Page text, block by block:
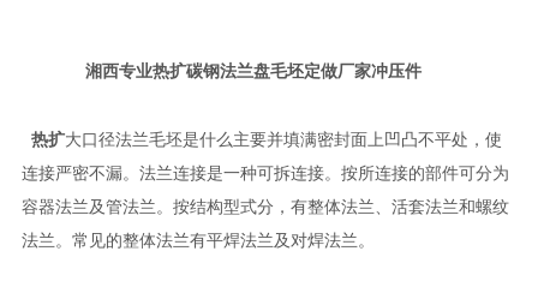
湘西专业热扩碳钢法兰盘毛坯定做厂家冲压件
热扩大口径法兰毛坯是什么主要并填满密封面上凹凸不平处，使
连接严密不漏。法兰连接是一种可拆连接。按所连接的部件可分为
容器法兰及管法兰。按结构型式分，有整体法兰、活套法兰和螺纹
法兰。常见的整体法兰有平焊法兰及对焊法兰。